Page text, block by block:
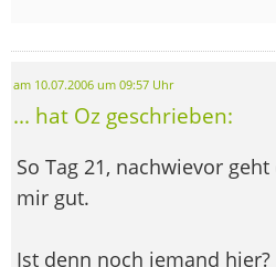
am 10.07.2006 um 09:57 Uhr
... hat Oz geschrieben:
So Tag 21, nachwievor geht
mir gut.
Ist denn noch jemand hier?